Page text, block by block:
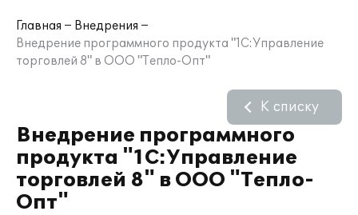
Главная
Внедрения
Внедрение программного продукта "1С:Управление
торговлей 8" в ООО "Тепло-Опт"
Внедрение программного
продукта "1С:Управление
торговлей 8" в ООО "Тепло-
Опт"
К списку